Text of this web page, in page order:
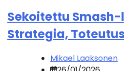
Sekoitettu
Strategia,
Mikael Laaksonen